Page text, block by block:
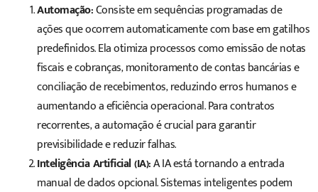
Automação:Consiste em sequências programadas de
ações que ocorrem automaticamente com base em gatilhos
predefinidos. Ela otimiza processos como emissão de notas
fiscais e cobranças, monitoramento de contas bancárias e
conciliação de recebimentos, reduzindo erros humanos e
aumentando a eficiência operacional. Para contratos
recorrentes, a automação é crucial para garantir
previsibilidade e reduzir falhas.
Inteligência Artificial (IA):A IA está tornando a entrada
manual de dados opcional. Sistemas inteligentes podem